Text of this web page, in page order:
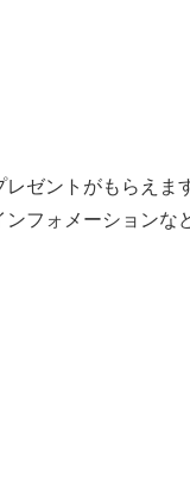
ゼントがもらえます
フォメーションな